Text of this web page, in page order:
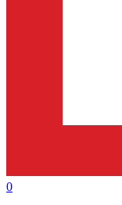
0